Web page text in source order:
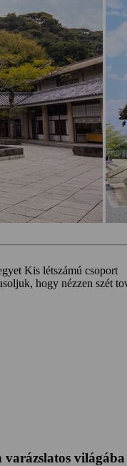
Kis létszámú csoport
hogy nézzen szét
varázslatos világába